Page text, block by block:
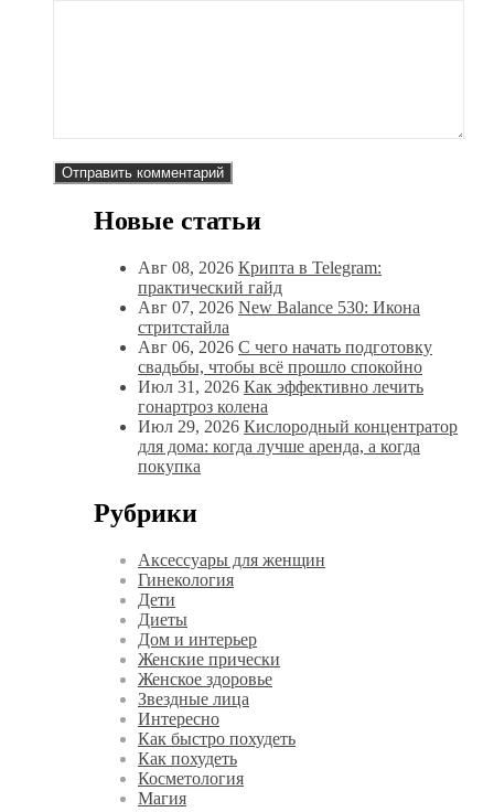
Новые статьи
Авг 08, 2026 Крипта в Telegram:
практический гайд
Авг 07, 2026 New Balance 530: Икона
стритстайла
Авг 06, 2026 С чего начать подготовку
свадьбы, чтобы всё прошло спокойно
Июл 31, 2026 Как эффективно лечить
гонартроз колена
Июл 29, 2026 Кислородный концентратор
для дома: когда лучше аренда, а когда
покупка
Рубрики
Аксессуары для женщин
Гинекология
Дети
Диеты
Дом и интерьер
Женские прически
Женское здоровье
Звездные лица
Интересно
Как быстро похудеть
Как похудеть
Косметология
Магия